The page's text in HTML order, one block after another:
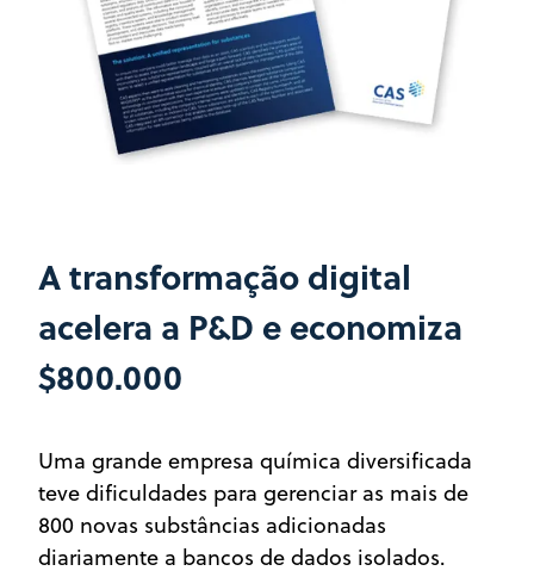
A transformação digital
acelera a P&D e economiza
$800.000
Uma grande empresa química diversificada
teve dificuldades para gerenciar as mais de
800 novas substâncias adicionadas
diariamente a bancos de dados isolados.